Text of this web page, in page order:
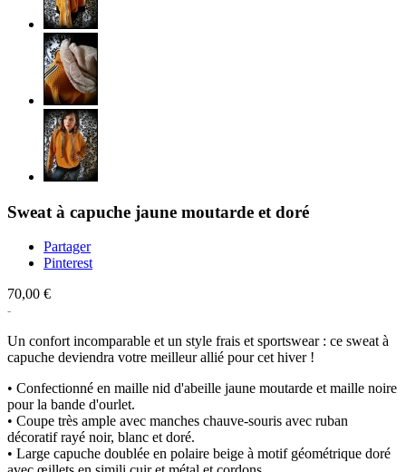
Sweat à capuche jaune moutarde et doré
Partager
Pinterest
70,00 €
Un confort incomparable et un style frais et sportswear : ce sweat à
capuche deviendra votre meilleur allié pour cet hiver !
• Confectionné en maille nid d'abeille jaune moutarde et maille noire
pour la bande d'ourlet.
• Coupe très ample avec manches chauve-souris avec ruban
décoratif rayé noir, blanc et doré.
• Large capuche doublée en polaire beige à motif géométrique doré